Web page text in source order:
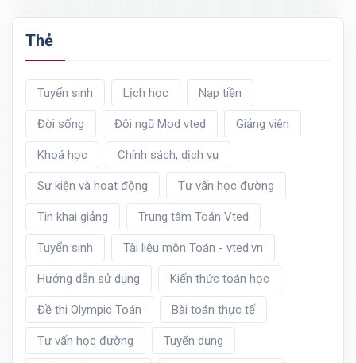
Thẻ
Tuyển sinh Lịch học Nạp tiền
Đời sống Đội ngũ Mod vted Giảng viên
Khoá học Chính sách, dịch vụ
Sự kiện và hoạt động Tư vấn học đường
Tin khai giảng Trung tâm Toán Vted
Tuyển sinh Tài liệu môn Toán - vted.vn
Hướng dẫn sử dụng Kiến thức toán học
Đề thi Olympic Toán Bài toán thực tế
Tư vấn học đường Tuyển dụng